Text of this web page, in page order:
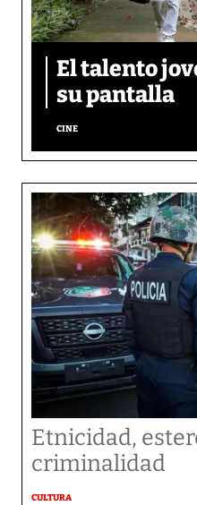
El talento
su pantalla​
CINE
Etnicidad,
criminalidad
CULTURA